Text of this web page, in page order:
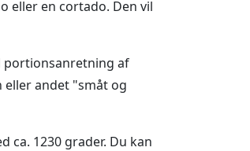
eller en cortado. Den vil
portionsanretning af
eller andet "småt og
ca. 1230 grader. Du kan